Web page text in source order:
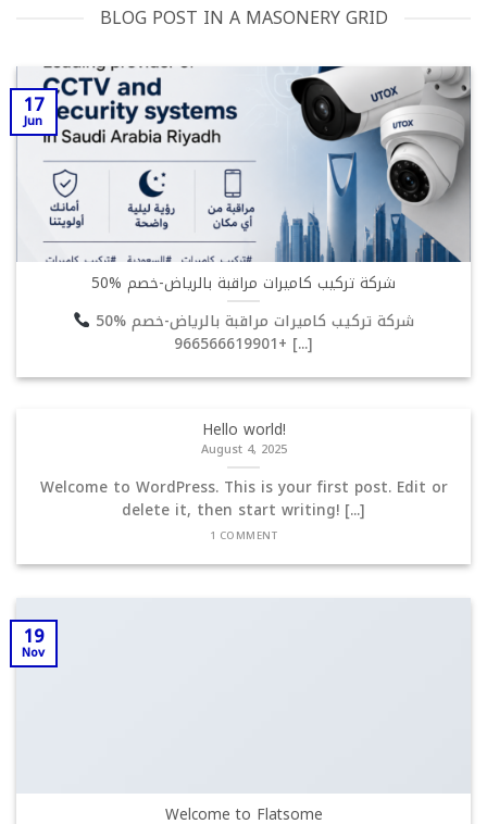
BLOG POST IN A MASONERY GRID
شركة تركيب كاميرات مراقبة بالرياض-خصم %50
شركة تركيب كاميرات مراقبة بالرياض-خصم %50
+966566619901 [...]
17
Jun
Hello world!
August 4, 2025
Welcome to WordPress. This is your first post. Edit or
delete it, then start writing! [...]
1 COMMENT
Welcome to Flatsome
19
Nov